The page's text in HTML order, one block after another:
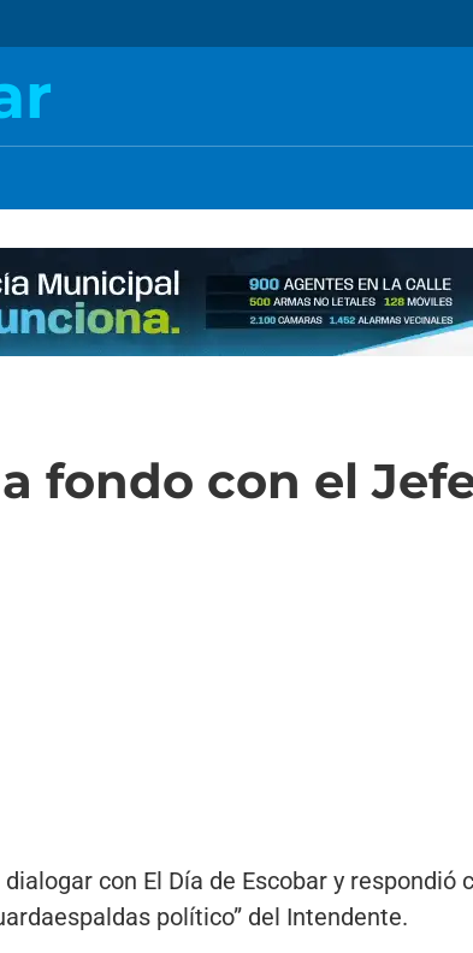
fondo con el
con El Día de Escobar y
político” del Intendente.